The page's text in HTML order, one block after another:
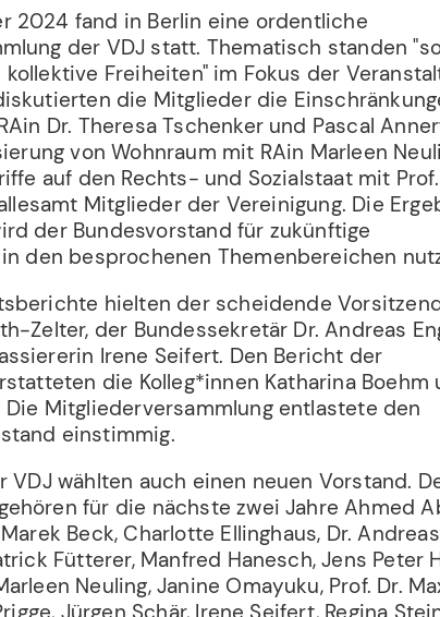
2024 fand in Berlin eine ordentliche
der VDJ statt. Thematisch standen
Freiheiten" im Fokus der
die Mitglieder die
Dr. Theresa Tschenker und Pascal
von Wohnraum mit RAin Marleen
auf den Rechts- und Sozialstaat mit Prof.
Mitglieder der Vereinigung. Die
der Bundesvorstand für zukünftige
den besprochenen Themenbereichen
hielten der scheidende
Zelter, der Bundessekretär Dr. Andreas
Irene Seifert. Den Bericht der
die Kolleg*innen Katharina Boehm
Die Mitgliederversammlung entlastete den
einstimmig.
VDJ wählten auch einen neuen Vorstand.
für die nächste zwei Jahre Ahmed
Beck, Charlotte Ellinghaus, Dr. Andreas
Fütterer, Manfred Hanesch, Jens Peter
Neuling, Janine Omayuku, Prof. Dr.